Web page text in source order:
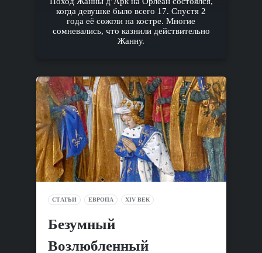
когда девушке было всего 17. Спустя 2
года её сожгли на костре. Многие
сомневались, что казнили действительно
Жанну.
СТАТЬИ ЕВРОПА XIV ВЕК
Безумный
Возлюбленный